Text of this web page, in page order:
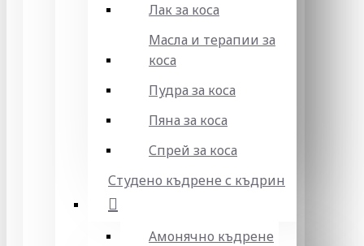
Лак за коса
Масла и терапии за
коса
Пудра за коса
Пяна за коса
Спрей за коса
Студено къдрене с къдрин
Амонячно къдрене